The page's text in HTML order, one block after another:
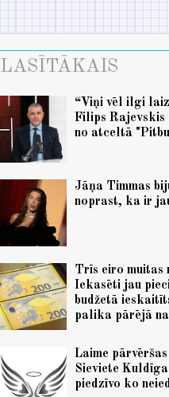
LASĪTĀKAIS
“Viņi vēl ilgi
Filips
no atceltā
Jāņa Timmas
noprast, ka ir
Trīs eiro muitas
Iekasēti jau
budžetā
palika pārējā
Laime
Sieviete
piedzīvo ko